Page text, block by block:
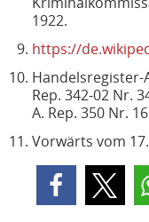
1922.
https://
Handelsregister-
Rep. 342-02 Nr.
A. Rep. 350 Nr.
Vorwärts vom